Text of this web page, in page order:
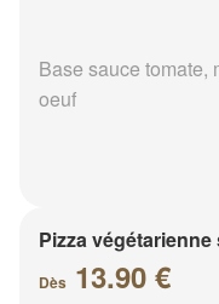
Base sauce tomate,
oeuf
Pizza
Dès 13.90 €